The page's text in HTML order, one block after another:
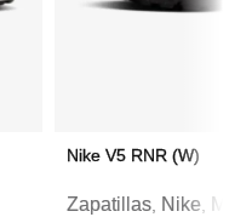
Nike V5 RNR (W)
Zapatillas, Nike,